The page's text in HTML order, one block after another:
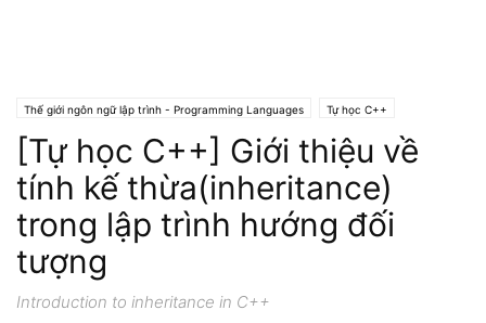
Thế giới ngôn ngữ lập trình - Programming Languages Tự học C++
[Tự học C++] Giới thiệu về
tính kế thừa(inheritance)
trong lập trình hướng đối
tượng
Introduction to inheritance in C++